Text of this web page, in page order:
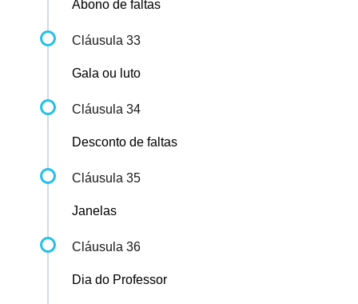
Abono de faltas
Cláusula 33
Gala ou luto
Cláusula 34
Desconto de faltas
Cláusula 35
Janelas
Cláusula 36
Dia do Professor